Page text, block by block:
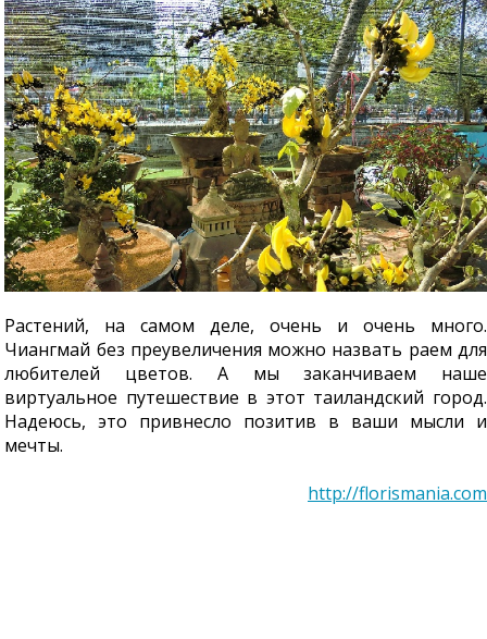
Растений, на самом деле, очень и очень много.
Чиангмай без преувеличения можно назвать раем для
любителей цветов. А мы заканчиваем наше
виртуальное путешествие в этот таиландский город.
Надеюсь, это привнесло позитив в ваши мысли и
мечты.
http://florismania.com